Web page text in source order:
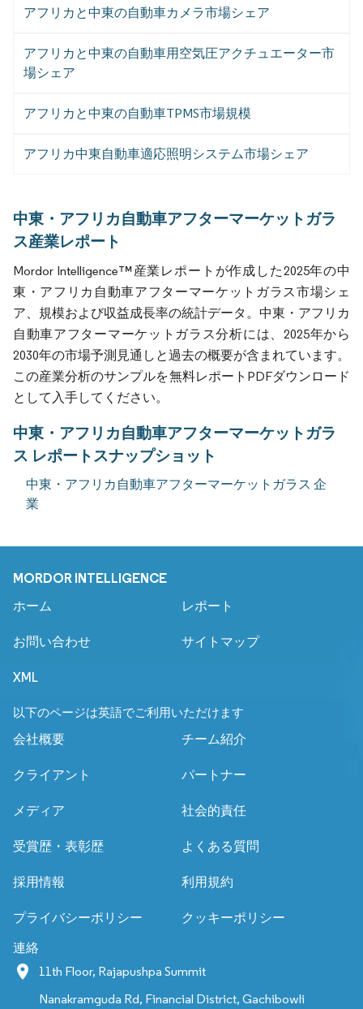
アフリカと中東の自動車カメラ市場シェア
アフリカと中東の自動車用空気圧アクチュエーター市
場シェア
アフリカと中東の自動車TPMS市場規模
アフリカ中東自動車適応照明システム市場シェア
中東・アフリカ自動車アフターマーケットガラ
ス産業レポート
Mordor Intelligence™産業レポートが作成した2025年の中
東・アフリカ自動車アフターマーケットガラス市場シェ
ア、規模および収益成長率の統計データ。中東・アフリカ
自動車アフターマーケットガラス分析には、2025年から
2030年の市場予測見通しと過去の概要が含まれています。
この産業分析のサンプルを無料レポートPDFダウンロード
として入手してください。
中東・アフリカ自動車アフターマーケットガラ
ス レポートスナップショット
中東・アフリカ自動車アフターマーケットガラス 企
業
MORDOR INTELLIGENCE
ホーム レポート
お問い合わせ サイトマップ
XML
以下のページは英語でご利用いただけます
会社概要
チーム紹介
クライアント パートナー
メディア 社会的責任
受賞歴・表彰歴 よくある質問
採用情報 利用規約
プライバシーポリシー クッキーポリシー
連絡
11th Floor, Rajapushpa Summit
Nanakramguda Rd, Financial District, Gachibowli